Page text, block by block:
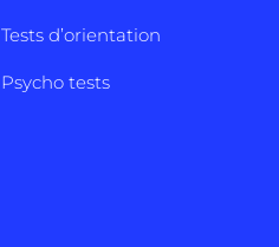
Tests d’orientation
Psycho tests